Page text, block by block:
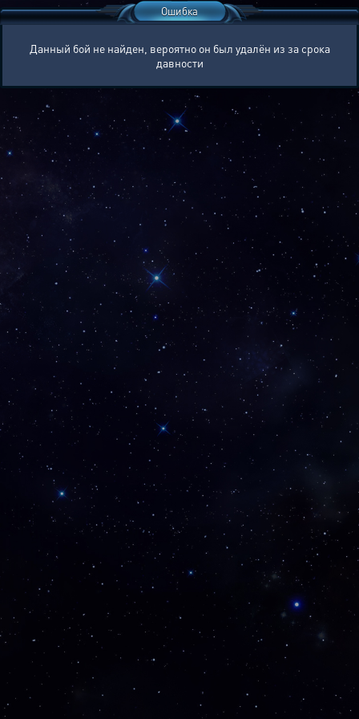
Ошибка
Данный бой не найден, вероятно он был удалён из за срока
давности